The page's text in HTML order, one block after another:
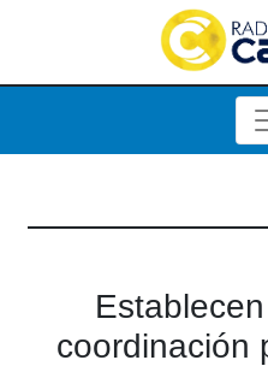
coordinación